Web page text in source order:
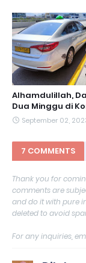
Alhamdulillah,
Dua Minggu di
September 02,
7 COMMENTS
Thank you for
comments are
and do it with pure
deleted to avoid
For any inquiries,